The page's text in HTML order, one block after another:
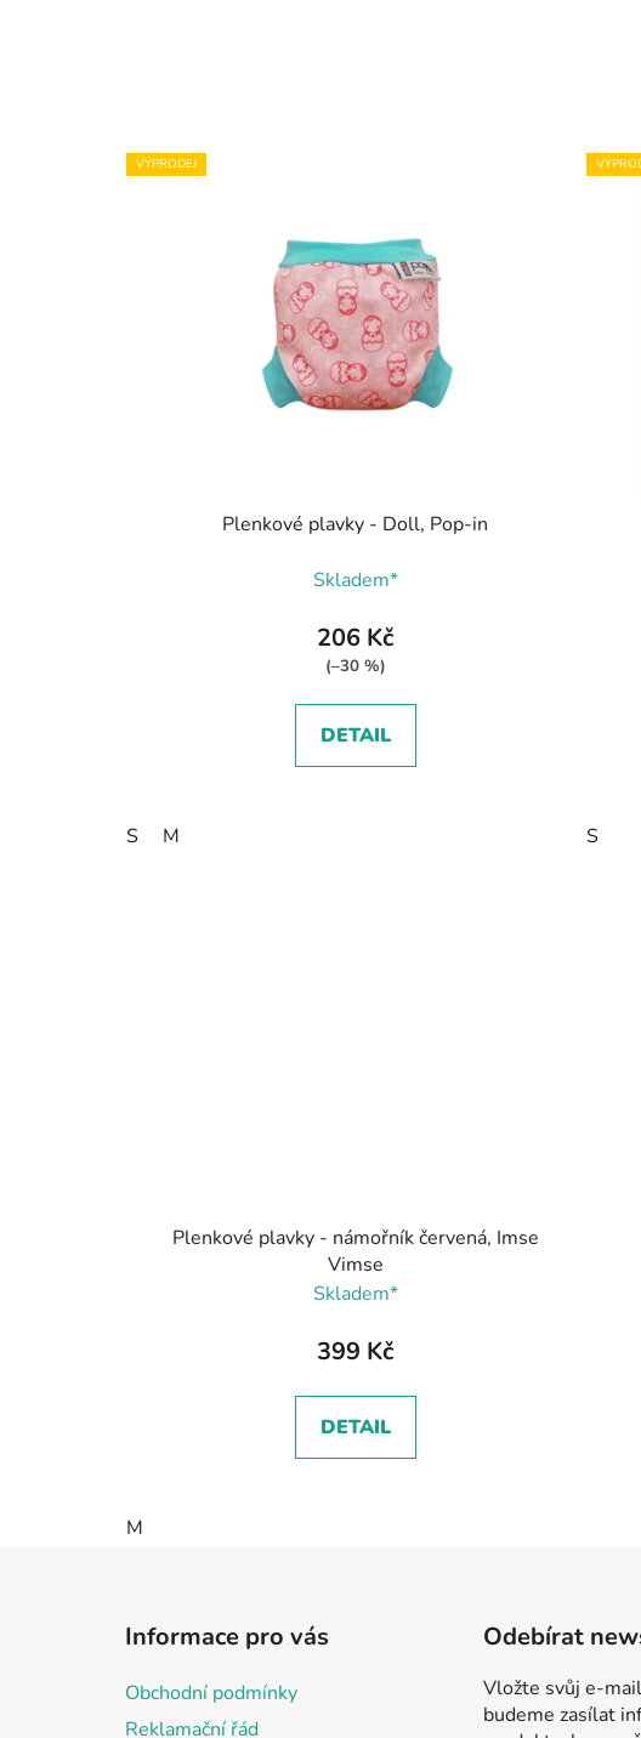
VÝPRODEJ
Plenkové plavky - Doll, Pop-in
Skladem*
206 Kč
(–30 %)
DETAIL
S M S
Plenkové plavky - námořník červená, Imse
Vimse
Skladem*
399 Kč
DETAIL
M
Informace pro vás
Obchodní podmínky
Reklamační řád
Odebírat
Vložte svůj e-
budeme zasílat